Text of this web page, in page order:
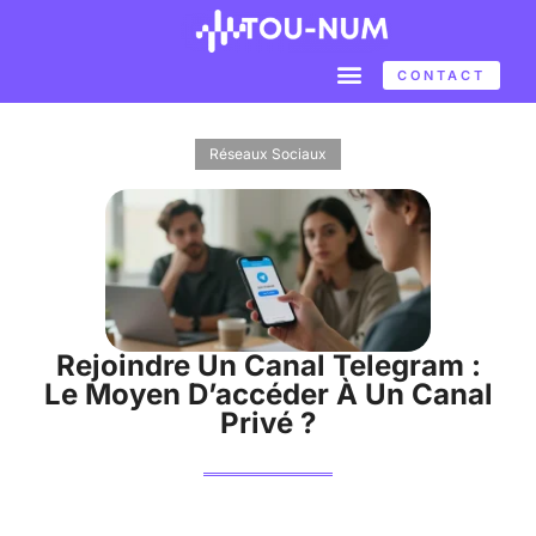
CONTACT
Réseaux Sociaux
Rejoindre Un Canal Telegram :
Le Moyen D’accéder À Un Canal
Privé ?